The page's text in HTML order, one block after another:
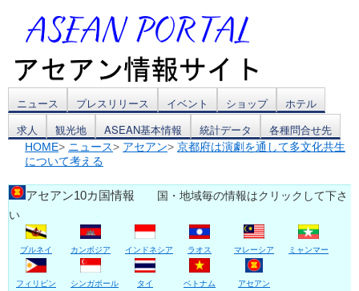
コ
ン
テ
ン
ツ
へ
ス
ニュース プレスリリース イベント ショップ
ホテル
求人
観光地 ASEAN基本情報 統計データ 各種問合せ先
HOME> ニュース> アセアン> 京都府は演劇を通して多文化共生
について考える
アセアン10カ国情報 国・地域毎の情報はクリックして下さ
い
ブルネイ カンボジア インドネシア ラオス マレーシア ミャンマー
フィリピン シンガポール タイ ベトナム アセアン